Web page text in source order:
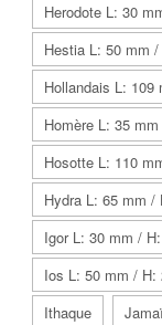
Herodote L: 30
Hestia L: 50 mm
Hollandais L: 109
Homère L: 35
Hosotte L: 110
Hydra L: 65 mm /
Igor L: 30 mm /
Ios L: 50 mm / H:
Ithaque